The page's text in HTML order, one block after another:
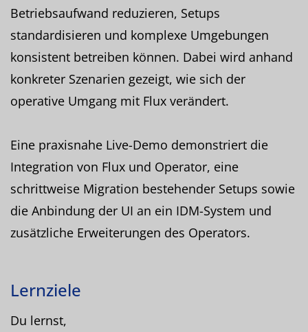
Betriebsaufwand reduzieren, Setups
standardisieren und komplexe Umgebungen
konsistent betreiben können. Dabei wird anhand
konkreter Szenarien gezeigt, wie sich der
operative Umgang mit Flux verändert.
Eine praxisnahe Live-Demo demonstriert die
Integration von Flux und Operator, eine
schrittweise Migration bestehender Setups sowie
die Anbindung der UI an ein IDM-System und
zusätzliche Erweiterungen des Operators.
Lernziele
Du lernst,